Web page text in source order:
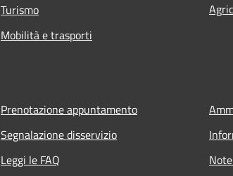
Turismo
Mobilità e trasporti
Prenotazione appuntamento
Segnalazione disservizio
Leggi le FAQ